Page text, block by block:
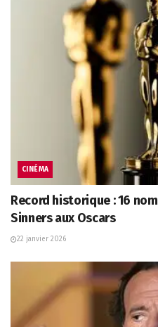
CINÉMA
Record historique : 16
Sinners aux Oscars
22 janvier 2026